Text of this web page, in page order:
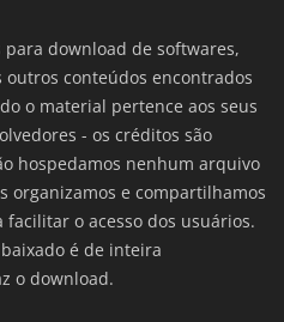
download de softwares,
outros conteúdos encontrados
o material pertence aos seus
- os créditos são
hospedamos nenhum arquivo
organizamos e compartilhamos
o acesso dos usuários.
é de inteira
o download.